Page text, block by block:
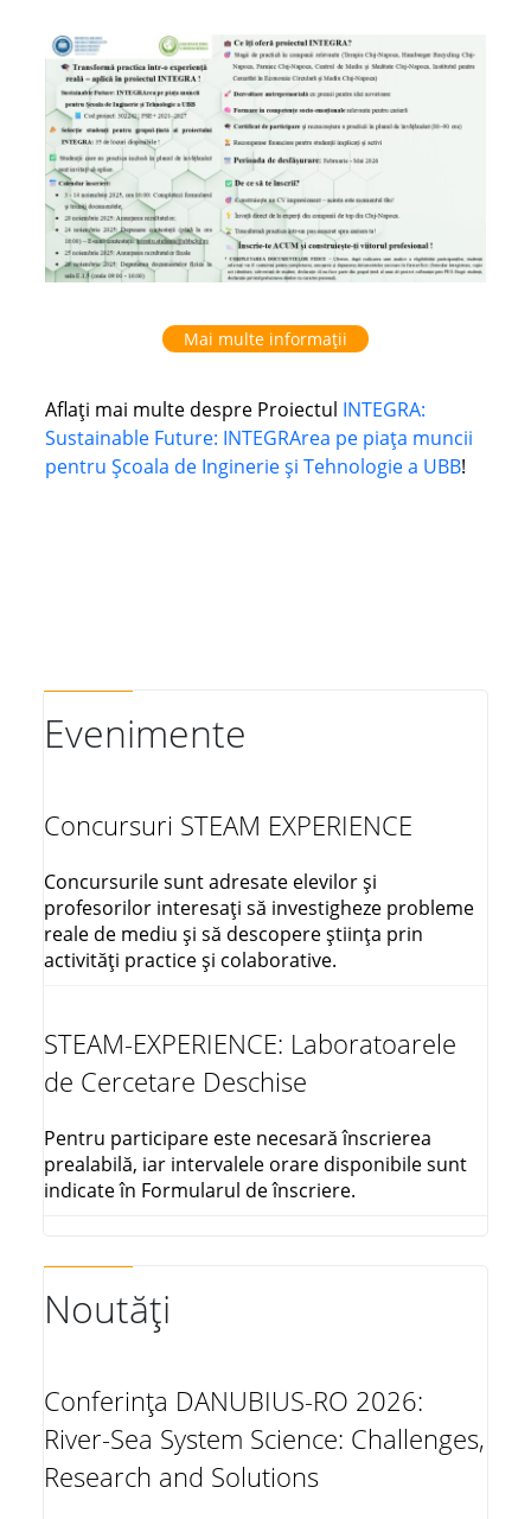
Mai multe informații
Aflați mai multe despre Proiectul INTEGRA:
Sustainable Future: INTEGRArea pe piața muncii
pentru Școala de Inginerie și Tehnologie a UBB!
Evenimente
Concursuri STEAM EXPERIENCE
Concursurile sunt adresate elevilor și
profesorilor interesați să investigheze probleme
reale de mediu și să descopere știința prin
activități practice și colaborative.
STEAM-EXPERIENCE: Laboratoarele
de Cercetare Deschise
Pentru participare este necesară înscrierea
prealabilă, iar intervalele orare disponibile sunt
indicate în Formularul de înscriere.
Noutăți
Conferința DANUBIUS-RO 2026:
River-Sea System Science: Challenges,
Research and Solutions